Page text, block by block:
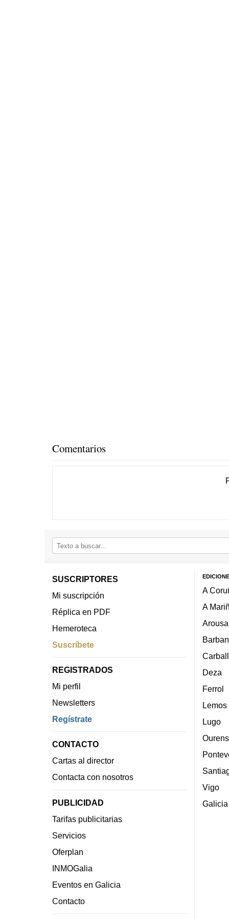
Comentarios
SUSCRIPTORES
Mi suscripción
Réplica en PDF
Hemeroteca
Suscríbete
REGISTRADOS
Mi perfil
Newsletters
Regístrate
CONTACTO
Cartas al director
Contacta con nosotros
PUBLICIDAD
Tarifas publicitarias
Servicios
Oferplan
INMOGalia
Eventos en Galicia
Contacto
A
A
Arousa
Deza
Ferrol
Lemos
Lugo
Vigo